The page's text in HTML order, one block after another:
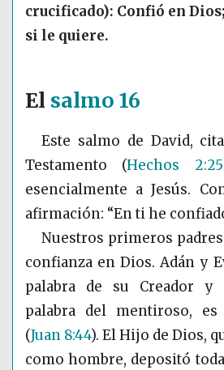
crucificado): Confió en
si le quiere.
El salmo 16
Este salmo de David,
Testamento (Hechos
esencialmente a Jesús.
afirmación: “En ti he
Nuestros primeros
confianza en Dios. Adán y
palabra de su Creador
palabra del mentiroso,
(Juan 8:44). El Hijo de Dios,
como hombre, depositó